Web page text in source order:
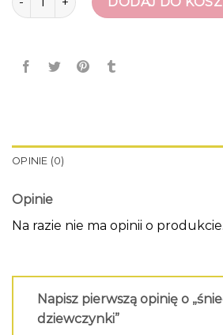
OPINIE (0)
Opinie
Na razie nie ma opinii o produkcie.
Napisz pierwszą opinię o
dziewczynki”